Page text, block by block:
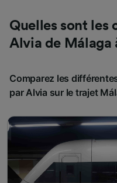
Quelles sont les
Alvia de Málaga
Comparez les
par Alvia sur le trajet